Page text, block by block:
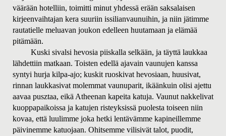
väärään hotelliin, toimitti minut yhdessä erään saksalaisen
kirjeenvaihtajan kera suuriin issilianvaunuihin, ja niin jätimme
rautatielle meluavan joukon edelleen huutamaan ja elämää
pitämään.
Kuski sivalsi hevosia piiskalla selkään, ja täyttä laukkaa
lähdettiin matkaan. Toisten edellä ajavain vaunujen kanssa
syntyi hurja kilpa-ajo; kuskit ruoskivat hevosiaan, huusivat,
rinnan laukkasivat molemmat vaunuparit, ikäänkuin olisi ajettu
aavaa pusztaa, eikä Atheenan kapeita katuja. Vaunut nakkelivat
kuoppapaikoissa ja katujen risteyksissä puolesta toiseen niin
kovaa, että luulimme joka hetki lentävämme kapineillemme
päivinemme katuojaan. Ohitsemme vilisivät talot, puodit,